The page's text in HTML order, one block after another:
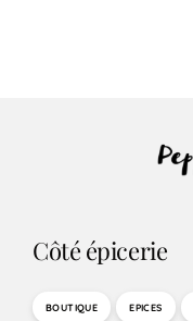
Côté épicerie
BOUTIQUE EPICES